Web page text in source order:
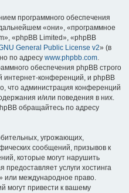
программного обеспечения
«они», «программное
«phpBB Limited», «phpBB
General Public License v2» (в
по адресу www.phpbb.com.
обеспечения phpBB строго
интернет-конференций, и phpBB
что администрация конференций
и/или поведения в них.
обращайтесь по адресу
угрожающих,
сообщений, призывов к
которые могут нарушить
услуги хостинга
или международное право.
могут привести к вашему